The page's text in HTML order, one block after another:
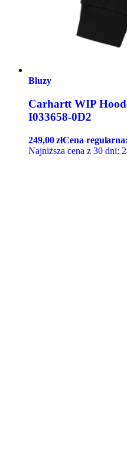
Bluzy
Carhartt WIP
I033658-0D2
249,00złCena
Najniższa cena z 30 dni: